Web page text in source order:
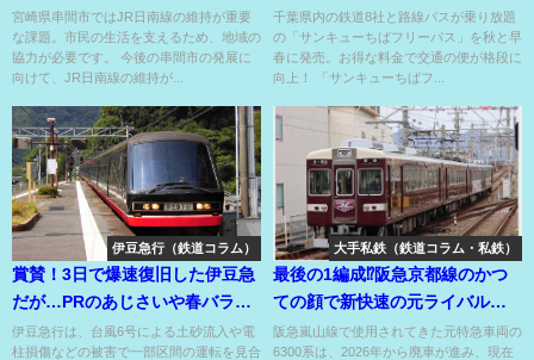
端の市の路線維持の葛藤!?
宮崎県串間市ではJR日南線の維持が重要
な課題。市民の生活を支えるため、地域の
協力が必要です。 今後の串間市の発展に
向けて、JR日南線の維持が...
乗り放題⁇
千葉県内の鉄道8社と路線バスが乗り放題
の「サンキューちばフリーパス」を秋と早
春に発売。お得な料金で交通の便が格段に
向上！ 「サンキューちばフ...
伊豆急行（鉄道コラム）
賞賛！3日で爆速復旧した伊豆急
だが…PRのあじさいや春バラは
どこに??
伊豆急行は、台風6号による土砂流入や電
柱損傷などの被害で一部区間の運転を見合
大手私鉄（鉄道コラム・私鉄）
最後の1編成⁉阪急京都線のかつ
ての顔で新快速の元ライバルだ
った6300系⁉
阪急嵐山線で使用されてきた元特急車両の
6300系は、2026年から廃車が進み、現在